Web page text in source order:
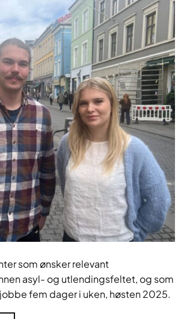
som ønsker relevant
asyl- og utlendingsfeltet, og som
fem dager i uken, høsten 2025.